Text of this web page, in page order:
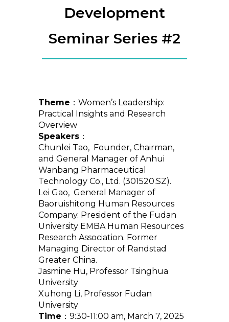
Development
Seminar Series #2
Theme ：Women’s Leadership:
Practical Insights and Research
Overview
Speakers ：
Chunlei Tao, Founder, Chairman,
and General Manager of Anhui
Wanbang Pharmaceutical
Technology Co., Ltd. (301520.SZ).
Lei Gao, General Manager of
Baoruishitong Human Resources
Company. President of the Fudan
University EMBA Human Resources
Research Association. Former
Managing Director of Randstad
Greater China.
Jasmine Hu, Professor Tsinghua
University
Xuhong Li, Professor Fudan
University
Time ：9:30-11:00 am, March 7, 2025